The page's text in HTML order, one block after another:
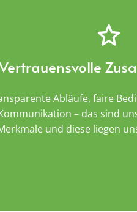
Abläufe, faire
– das sind
und diese liegen